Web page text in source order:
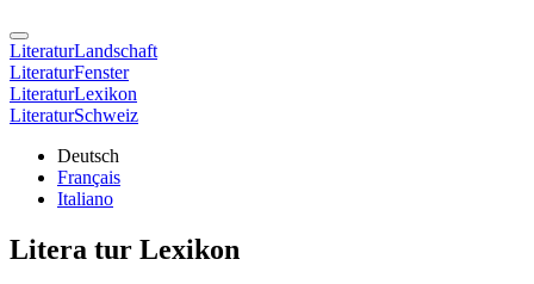
LiteraturLandschaft
LiteraturFenster
LiteraturLexikon
LiteraturSchweiz
Deutsch
Français
Italiano
Litera tur Lexikon